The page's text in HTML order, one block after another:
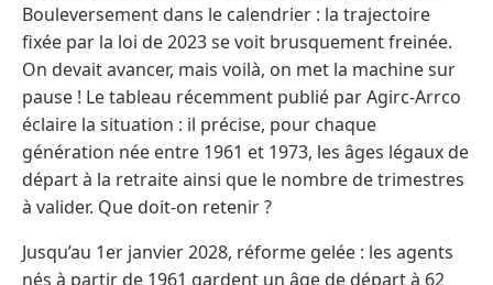
Bouleversement dans le calendrier : la trajectoire
fixée par la loi de 2023 se voit brusquement freinée.
On devait avancer, mais voilà, on met la machine sur
pause ! Le tableau récemment publié par Agirc-Arrco
éclaire la situation : il précise, pour chaque
génération née entre 1961 et 1973, les âges légaux de
départ à la retraite ainsi que le nombre de trimestres
à valider. Que doit-on retenir ?
Jusqu’au 1er janvier 2028, réforme gelée : les agents
nés à partir de 1961 gardent un âge de départ à 62